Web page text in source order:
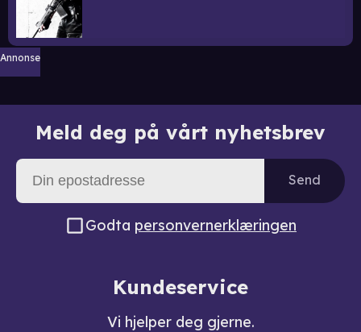
Annonse
Meld deg på vårt nyhetsbrev
Send
Godta personvernerklæringen
Kundeservice
Vi hjelper deg gjerne.